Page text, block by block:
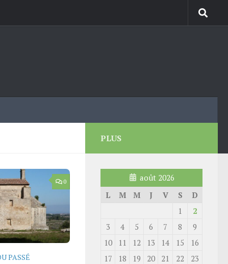
0
PASSÉ
PLUS
août 2026
L
M M J V S
D
1
2
3
4 5 6 7 8
9
10
11 12 13 14 15
16
17
18 19 20 21 22
23